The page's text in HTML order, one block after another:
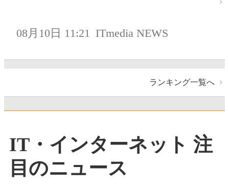
08月10日 11:21 ITmedia NEWS
ランキング一覧へ
IT・インターネット 注
目のニュース